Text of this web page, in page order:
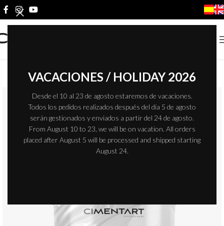
VACACIONES / HOLIDAY 2026
Desde el 10 al 23 de agosto estaremos de vacaciones.
Todos los pedidos realizados después del día 5 de agosto
serán gestionados y enviados a partir del 24 de agosto.
From August 10 to 23, we will be on vacation. All orders
placed after August 5 will be processed and shipped starting
August 24.